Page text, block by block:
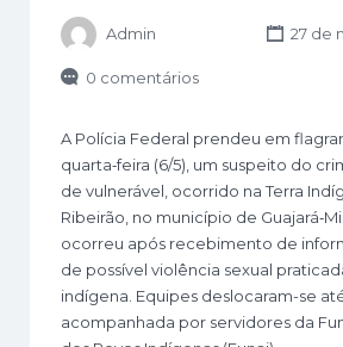
Admin 27 de
0 comentários
A Polícia Federal prendeu em
quarta‑feira (6/5), um suspeito do
de vulnerável, ocorrido na Terra
Ribeirão, no município de
ocorreu após recebimento de
de possível violência sexual
indígena. Equipes deslocaram-se
acompanhada por servidores da